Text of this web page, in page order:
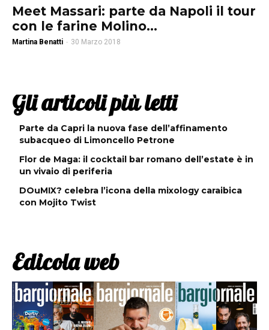
Meet Massari: parte da Napoli il tour
con le farine Molino...
Martina Benatti - 30 Marzo 2018
Gli articoli più letti
Parte da Capri la nuova fase dell’affinamento
subacqueo di Limoncello Petrone
Flor de Maga: il cocktail bar romano dell’estate è in
un vivaio di periferia
DOuMIX? celebra l’icona della mixology caraibica
con Mojito Twist
Edicola web